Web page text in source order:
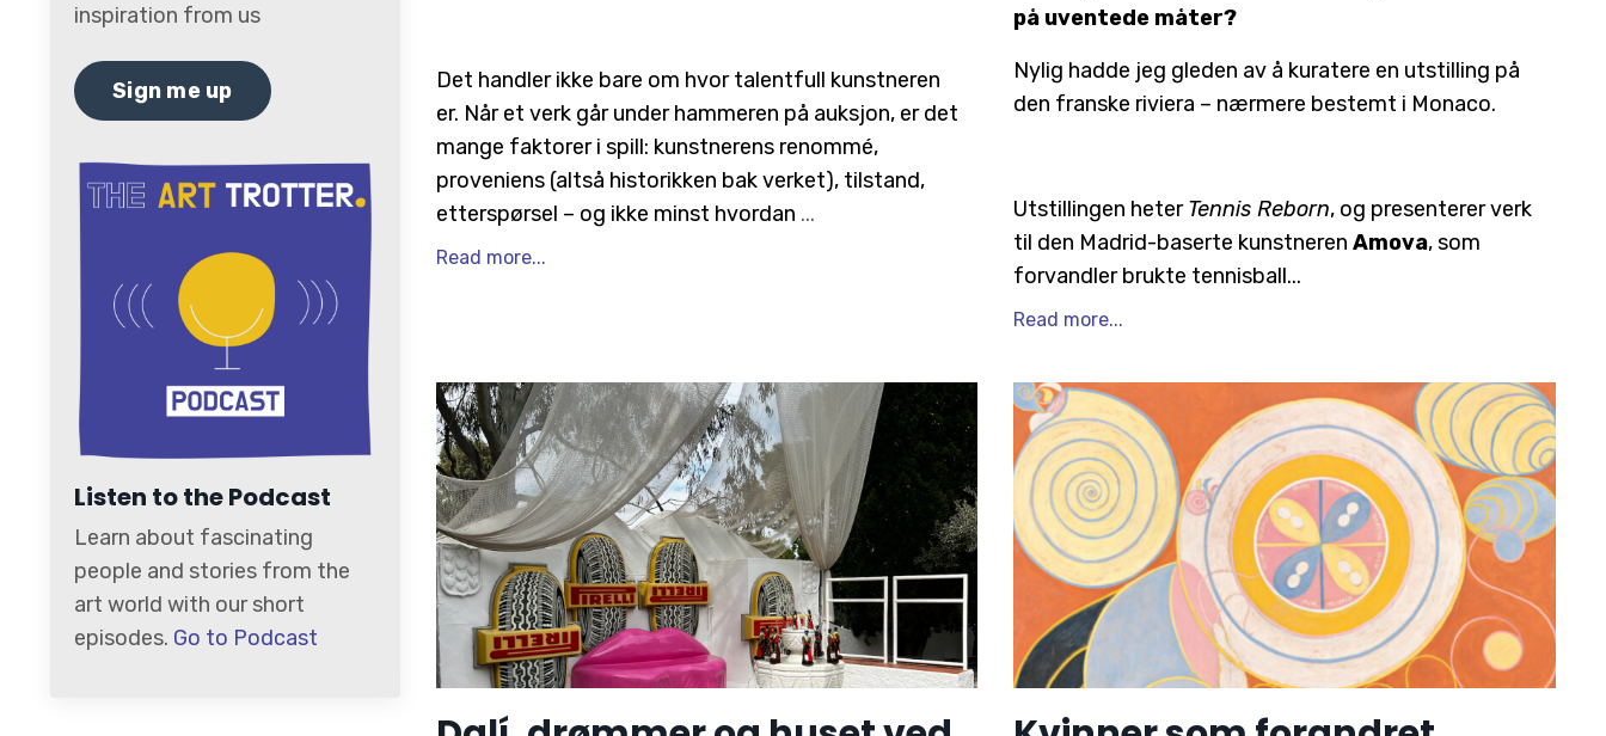
Det handler ikke bare om hvor talentfull kunstneren
er. Når et verk går under hammeren på auksjon, er det
mange faktorer i spill: kunstnerens renommé,
proveniens (altså historikken bak verket), tilstand,
etterspørsel – og ikke minst hvordan ...
Read more...
på uventede måter?
Nylig hadde jeg gleden av å kuratere en utstilling på
den franske riviera – nærmere bestemt i Monaco.
Utstillingen heterTennis Reborn, og presenterer verk
til den Madrid-baserte kunstnerenAmova, som
forvandler brukte tennisball...
Read more...
inspiration from us
Sign me up
Listen to the Podcast
Learn about fascinating
people and stories from the
art world with our short
episodes. Go to Podcast